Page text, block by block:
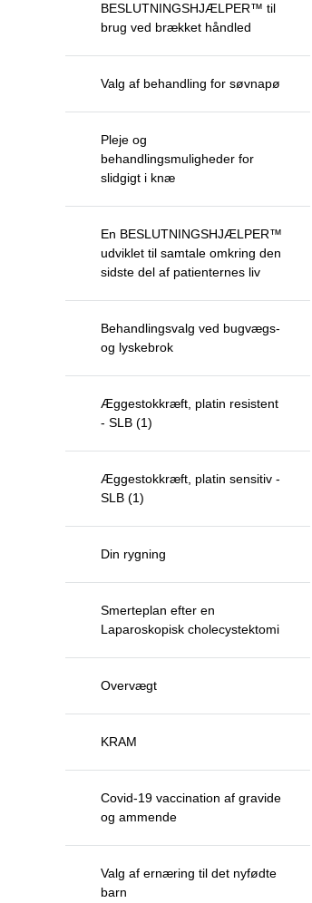
BESLUTNINGSHJÆLPER™ til
brug ved brækket håndled
Valg af behandling for søvnapø
Pleje og
behandlingsmuligheder for
slidgigt i knæ
En BESLUTNINGSHJÆLPER™
udviklet til samtale omkring den
sidste del af patienternes liv
Behandlingsvalg ved bugvægs-
og lyskebrok
Æggestokkræft, platin resistent
- SLB (1)
Æggestokkræft, platin sensitiv -
SLB (1)
Din rygning
Smerteplan efter en
Laparoskopisk cholecystektomi
Overvægt
KRAM
Covid-19 vaccination af gravide
og ammende
Valg af ernæring til det nyfødte
barn